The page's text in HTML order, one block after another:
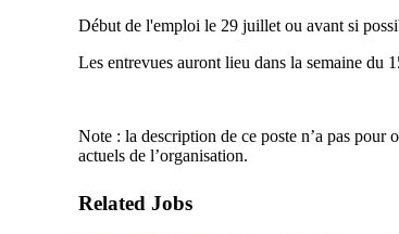
Début de l'emploi le 29 juillet ou avant si
Les entrevues auront lieu dans la semaine du
Note : la description de ce poste n’a pas pour
actuels de l’organisation.
Related Jobs